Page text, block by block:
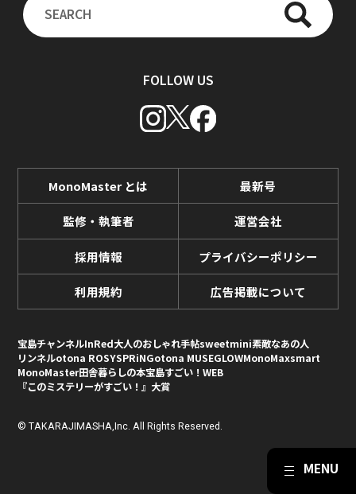
FOLLOW US
MonoMaster とは 最新号
監修・執筆者 運営会社
採用情報 プライバシーポリシー
利用規約 広告掲載について
宝島チャンネルInRed大人のおしゃれ手帖sweetmini素敵なあの人
リンネルotona ROSYSPRiNGotona MUSEGLOWMonoMaxsmart
MonoMaster田舎暮らしの本宝島すごい！WEB
『このミステリーがすごい！』大賞
© TAKARAJIMASHA,Inc. All Rights Reserved.